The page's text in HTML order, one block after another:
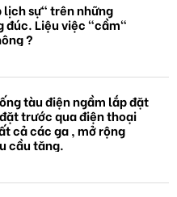
lịch sự" trên những
đúc. Liệu việc "cầm"
?
tàu điện ngầm lắp đặt
trước qua điện thoại
cả các ga , mở rộng
cầu tăng.